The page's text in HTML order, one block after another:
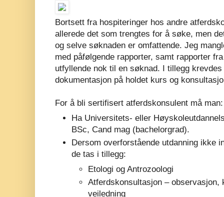
Bortsett fra hospiteringer hos andre
allerede det som trengtes for å søke, men
og selve søknaden er omfattende. Jeg
med påfølgende rapporter, samt rapporter
utfyllende nok til en søknad. I tillegg
dokumentasjon på holdet kurs og
For å bli sertifisert atferdskonsulent må man:
Ha Universitets- eller
BSc, Cand mag (bachelorgrad).
Dersom overforstående utdanning ikke
de tas i tillegg:
Etologi og Antrozoologi
Atferdskonsultasjon – observasjon,
veiledning